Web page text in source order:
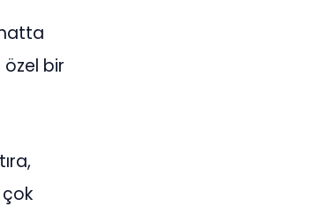
bir
çok